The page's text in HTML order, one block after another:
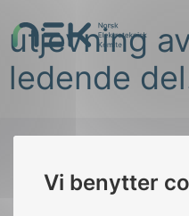
Vi benytter
til
innhold
NEK
Søk
utjevning
ledende